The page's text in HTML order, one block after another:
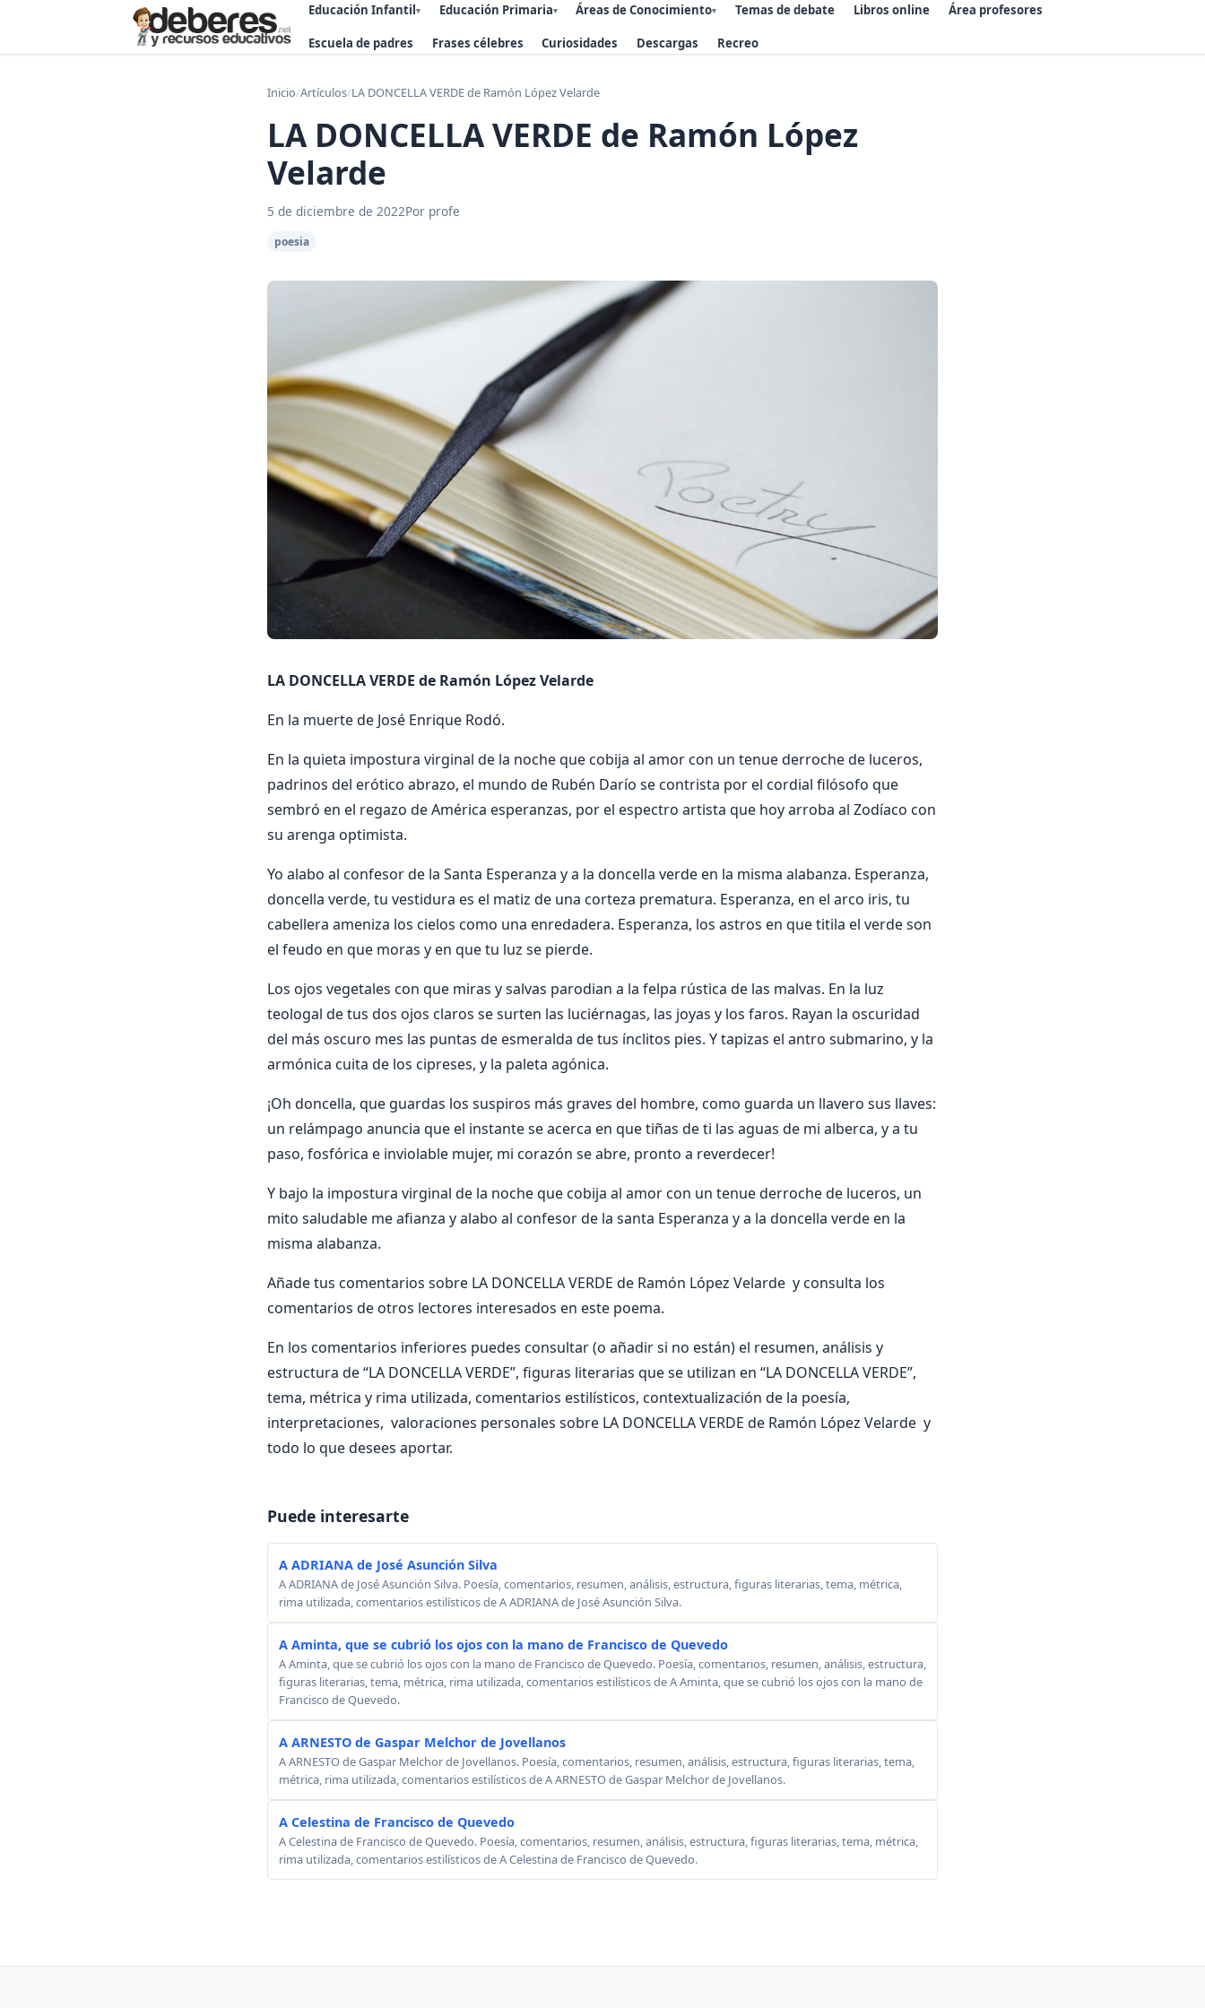
Educación Infantil▾ Educación Primaria▾ Áreas de Conocimiento▾ Temas de debate Libros online Área profesores
Escuela de padres Frases célebres Curiosidades Descargas Recreo
Inicio/Artículos/LA DONCELLA VERDE de Ramón López Velarde
LA DONCELLA VERDE de Ramón López
Velarde
5 de diciembre de 2022Por profe
poesia
LA DONCELLA VERDE de Ramón López Velarde
En la muerte de José Enrique Rodó.
En la quieta impostura virginal de la noche que cobija al amor con un tenue derroche de luceros,
padrinos del erótico abrazo, el mundo de Rubén Darío se contrista por el cordial filósofo que
sembró en el regazo de América esperanzas, por el espectro artista que hoy arroba al Zodíaco con
su arenga optimista.
Yo alabo al confesor de la Santa Esperanza y a la doncella verde en la misma alabanza. Esperanza,
doncella verde, tu vestidura es el matiz de una corteza prematura. Esperanza, en el arco iris, tu
cabellera ameniza los cielos como una enredadera. Esperanza, los astros en que titila el verde son
el feudo en que moras y en que tu luz se pierde.
Los ojos vegetales con que miras y salvas parodian a la felpa rústica de las malvas. En la luz
teologal de tus dos ojos claros se surten las luciérnagas, las joyas y los faros. Rayan la oscuridad
del más oscuro mes las puntas de esmeralda de tus ínclitos pies. Y tapizas el antro submarino, y la
armónica cuita de los cipreses, y la paleta agónica.
¡Oh doncella, que guardas los suspiros más graves del hombre, como guarda un llavero sus llaves:
un relámpago anuncia que el instante se acerca en que tiñas de ti las aguas de mi alberca, y a tu
paso, fosfórica e inviolable mujer, mi corazón se abre, pronto a reverdecer!
Y bajo la impostura virginal de la noche que cobija al amor con un tenue derroche de luceros, un
mito saludable me afianza y alabo al confesor de la santa Esperanza y a la doncella verde en la
misma alabanza.
Añade tus comentarios sobre LA DONCELLA VERDE de Ramón López Velarde y consulta los
comentarios de otros lectores interesados en este poema.
En los comentarios inferiores puedes consultar (o añadir si no están) el resumen, análisis y
estructura de “LA DONCELLA VERDE”, figuras literarias que se utilizan en “LA DONCELLA VERDE”,
tema, métrica y rima utilizada, comentarios estilísticos, contextualización de la poesía,
interpretaciones, valoraciones personales sobre LA DONCELLA VERDE de Ramón López Velarde y
todo lo que desees aportar.
Puede interesarte
A ADRIANA de José Asunción Silva
A ADRIANA de José Asunción Silva. Poesía, comentarios, resumen, análisis, estructura, figuras literarias, tema, métrica,
rima utilizada, comentarios estilísticos de A ADRIANA de José Asunción Silva.
A Aminta, que se cubrió los ojos con la mano de Francisco de Quevedo
A Aminta, que se cubrió los ojos con la mano de Francisco de Quevedo. Poesía, comentarios, resumen, análisis, estructura,
figuras literarias, tema, métrica, rima utilizada, comentarios estilísticos de A Aminta, que se cubrió los ojos con la mano de
Francisco de Quevedo.
A ARNESTO de Gaspar Melchor de Jovellanos
A ARNESTO de Gaspar Melchor de Jovellanos. Poesía, comentarios, resumen, análisis, estructura, figuras literarias, tema,
métrica, rima utilizada, comentarios estilísticos de A ARNESTO de Gaspar Melchor de Jovellanos.
A Celestina de Francisco de Quevedo
A Celestina de Francisco de Quevedo. Poesía, comentarios, resumen, análisis, estructura, figuras literarias, tema, métrica,
rima utilizada, comentarios estilísticos de A Celestina de Francisco de Quevedo.